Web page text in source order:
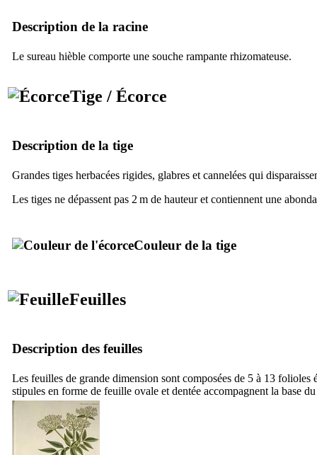
Description de la racine
Le sureau hièble comporte une souche rampante rhizomateuse.
Tige / Écorce
Description de la tige
Grandes tiges herbacées rigides, glabres et cannelées qui
Les tiges ne dépassent pas 2 m de hauteur et contiennent une
Couleur de la tige
Feuilles
Description des feuilles
Les feuilles de grande dimension sont composées de 5 à 13 folioles
stipules en forme de feuille ovale et dentée accompagnent la base